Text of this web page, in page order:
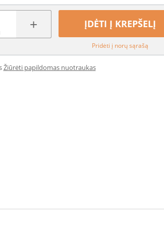
+ ĮDĖTI Į KREPŠELĮ
Pridėti į norų sąrašą
Žiūrėti papildomas nuotraukas